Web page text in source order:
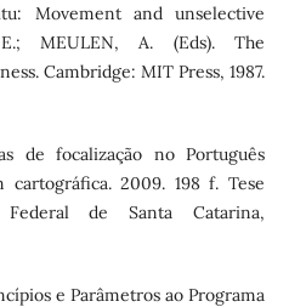
Movement and unselective
MEULEN, A. (Eds). The
Cambridge: MIT Press, 1987.
de focalização no Português
cartográfica. 2009. 198 f. Tese
Federal de Santa Catarina,
e Parâmetros ao Programa